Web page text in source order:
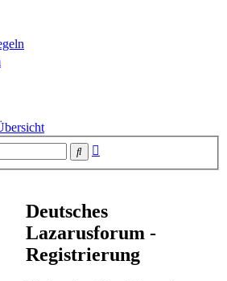
Suche
Deutsches
Lazarusforum -
Registrierung